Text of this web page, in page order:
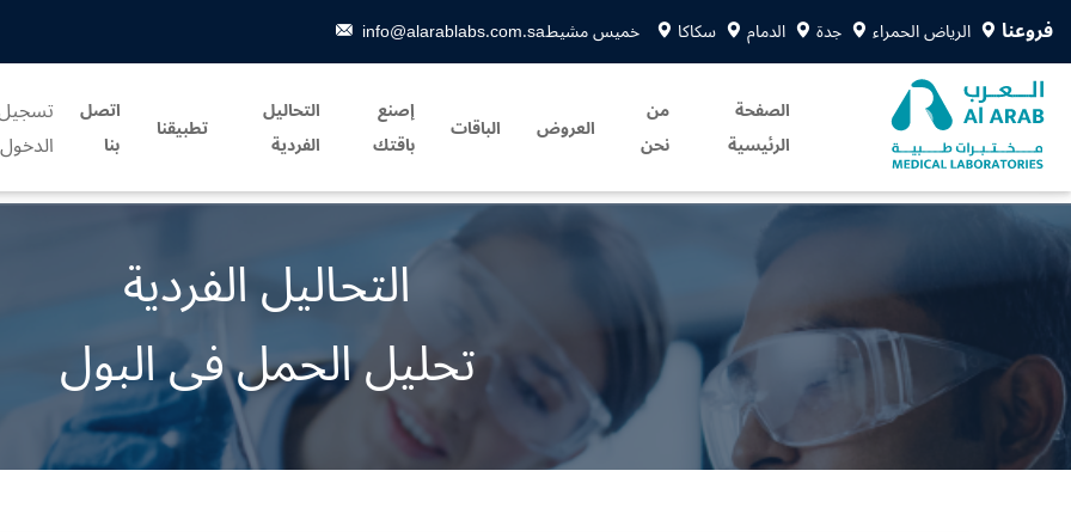
فروعنا الرياض الحمراء جدة الدمام سكاكا خميس مشيطinfo@alarablabs.com.sa
الصفحة
الرئيسية
من
نحن
العروض الباقات
إصنع
باقتك
التحاليل
الفردية
تطبيقنا
اتصل
بنا
الدخول
التحاليل الفردية
تحليل الحمل فى البول